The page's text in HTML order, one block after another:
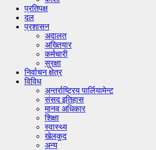
प्रतिपक्ष
दल
प्रशासन
अदालत
अख्तियार
कर्मचारी
सुरक्षा
निर्वाचन क्षेत्र
विविध
अन्तर्राष्ट्रिय पार्लियामेन्ट
संसद इतिहास
मानव अधिकार
शिक्षा
स्वास्थ्य
खेलकुद
अन्य